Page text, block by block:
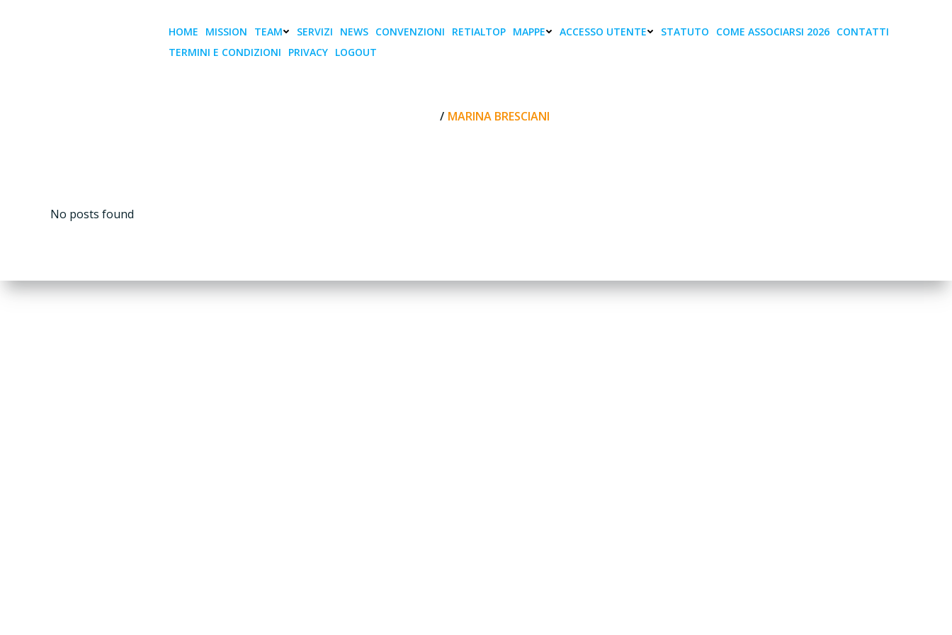
HOME MISSION TEAM SERVIZI NEWS CONVENZIONI RETIALTOP MAPPE ACCESSO UTENTE STATUTO COME ASSOCIARSI 2026 CONTATTI
TERMINI E CONDIZIONI
PRIVACY LOGOUT
MARINA BRESCIANI
No posts found